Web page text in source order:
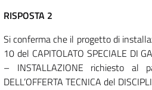
RISPOSTA 2
Si conferma che il progetto di
10 del CAPITOLATO SPECIALE DI
– INSTALLAZIONE richiesto al
DELL’OFFERTA TECNICA del